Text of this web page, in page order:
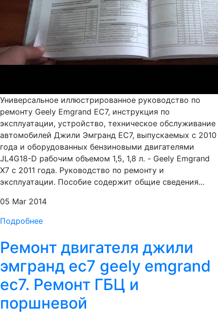
Универсальное иллюстрированное руководство по
ремонту Geely Emgrand EC7, инструкция по
эксплуатации, устройство, техническое обслуживание
автомобилей Джили Эмгранд ЕС7, выпускаемых с 2010
года и оборудованных бензиновыми двигателями
JL4G18-D рабочим объемом 1,5, 1,8 л. - Geely Emgrand
X7 c 2011 года. Руководство по ремонту и
эксплуатации. Пособие содержит общие сведения...
05 Mar 2014
Подробнее
Ремонт двигателя джили
эмгранд ec7 geely emgrand
ec7. Ремонт ГБЦ и
поршневой